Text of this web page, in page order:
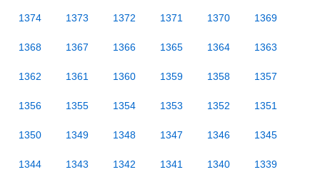
1374 1373 1372 1371 1370 1369
1368 1367 1366 1365 1364 1363
1362 1361 1360 1359 1358 1357
1356 1355 1354 1353 1352 1351
1350 1349 1348 1347 1346 1345
1344 1343 1342 1341 1340 1339